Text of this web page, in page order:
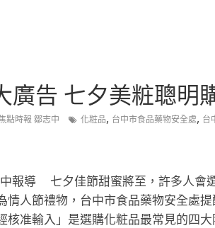
廣告 七夕美粧聰明
點時報 鄒志中 化粧品, 台中市食品藥物安全處, 台
報導 七夕佳節甜蜜將至，許多人會
情人節禮物，台中市食品藥物安全處
核准輸入」是選購化粧品最常見的四